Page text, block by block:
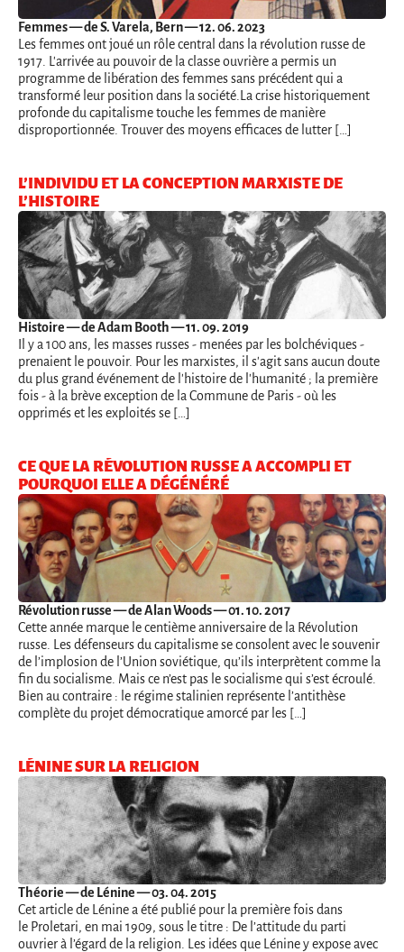
Femmes— de S. Varela, Bern — 12. 06. 2023
Les femmes ont joué un rôle central dans la révolution russe de
1917. L'arrivée au pouvoir de la classe ouvrière a permis un
programme de libération des femmes sans précédent qui a
transformé leur position dans la société.La crise historiquement
profonde du capitalisme touche les femmes de manière
disproportionnée. Trouver des moyens efficaces de lutter […]
L’INDIVIDU ET LA CONCEPTION MARXISTE DE
L’HISTOIRE
Histoire— de Adam Booth — 11. 09. 2019
Il y a 100 ans, les masses russes - menées par les bolchéviques -
prenaient le pouvoir. Pour les marxistes, il s'agit sans aucun doute
du plus grand événement de l'histoire de l'humanité ; la première
fois - à la brève exception de la Commune de Paris - où les
opprimés et les exploités se […]
CE QUE LA RÉVOLUTION RUSSE A ACCOMPLI ET
POURQUOI ELLE A DÉGÉNÉRÉ
Révolution russe— de Alan Woods — 01. 10. 2017
Cette année marque le centième anniversaire de la Révolution
russe. Les défenseurs du capitalisme se consolent avec le souvenir
de l’implosion de l’Union soviétique, qu’ils interprètent comme la
fin du socialisme. Mais ce n’est pas le socialisme qui s’est écroulé.
Bien au contraire : le régime stalinien représente l’antithèse
complète du projet démocratique amorcé par les […]
LÉNINE SUR LA RELIGION
Théorie— de Lénine — 03. 04. 2015
Cet article de Lénine a été publié pour la première fois dans
le Proletari, en mai 1909, sous le titre : De l’attitude du parti
ouvrier à l’égard de la religion. Les idées que Lénine y expose avec